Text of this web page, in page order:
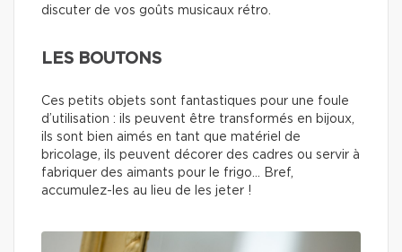
discuter de vos goûts musicaux rétro.
LES BOUTONS
Ces petits objets sont fantastiques pour une foule
d’utilisation : ils peuvent être transformés en bijoux,
ils sont bien aimés en tant que matériel de
bricolage, ils peuvent décorer des cadres ou servir à
fabriquer des aimants pour le frigo… Bref,
accumulez-les au lieu de les jeter !